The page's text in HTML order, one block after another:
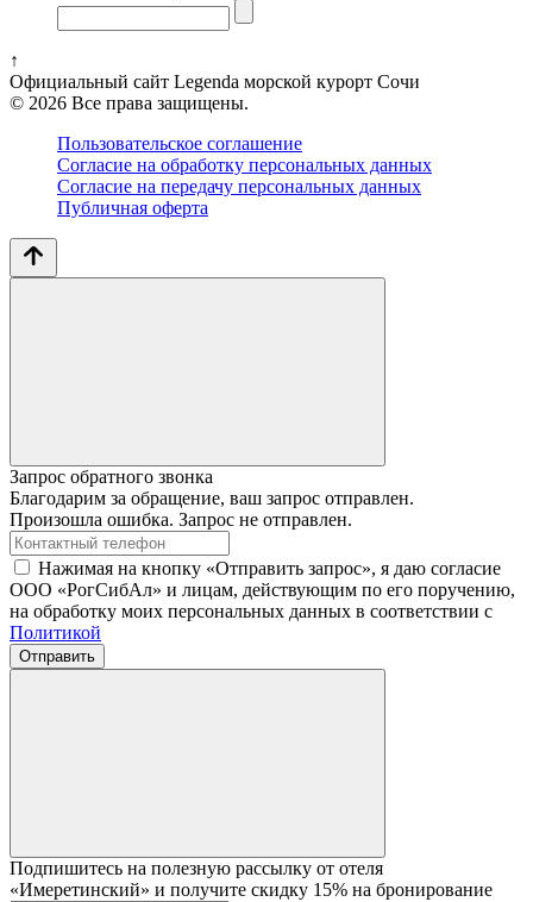
↑
Официальный сайт Legenda морской курорт Сочи
© 2026 Все права защищены.
Пользовательское соглашение
Согласие на обработку персональных данных
Согласие на передачу персональных данных
Публичная оферта
Запрос обратного звонка
Благодарим за обращение, ваш запрос отправлен.
Произошла ошибка. Запрос не отправлен.
Нажимая на кнопку «Отправить запрос», я даю согласие
ООО «РогСибАл» и лицам, действующим по его поручению,
на обработку моих персональных данных в соответствии с
Политикой
Отправить
Подпишитесь на полезную рассылку от отеля
«Имеретинский» и получите скидку 15% на бронирование